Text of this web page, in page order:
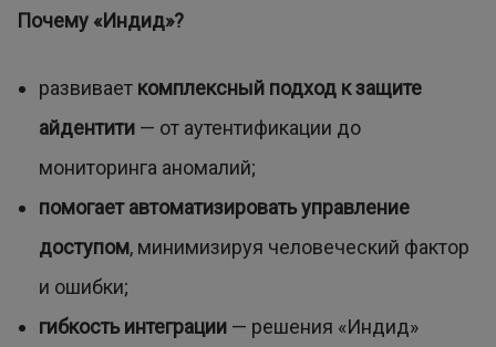
Почему «Индид»?
развивает комплексный подход к защите
айдентити — от аутентификации до
мониторинга аномалий;
помогает автоматизировать управление
доступом, минимизируя человеческий фактор
и ошибки;
гибкость интеграции — решения «Индид»